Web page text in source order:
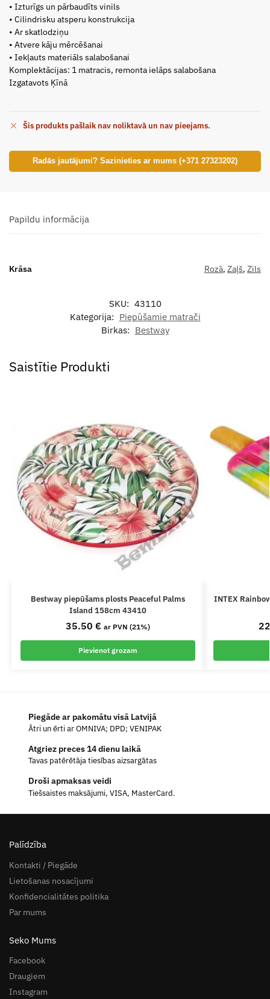
• Izturīgs un pārbaudīts vinils
• Cilindrisku atsperu konstrukcija
• Ar skatlodziņu
• Atvere kāju mērcēšanai
• Iekļauts materiāls salabošanai
Komplektācijas: 1 matracis, remonta ielāps salabošana
Izgatavots Ķīnā
Šis produkts pašlaik nav noliktavā un nav pieejams.
Radās jautājumi? Sazinieties ar mums (+371 27323202)
Papildu informācija
Krāsa Rozā, Zaļš, Zils
SKU: 43110
Kategorija: Piepūšamie matrači
Birkas: Bestway
Saistītie Produkti
Bestway piepūšams plosts Peaceful Palms
Island 158cm 43410
35.50 € ar PVN (21%)
Pievienot grozam
INTEX
Piegāde ar pakomātu visā Latvijā
Ātri un ērti ar OMNIVA; DPD; VENIPAK
Atgriez preces 14 dienu laikā
Tavas patērētāja tiesības aizsargātas
Droši apmaksas veidi
Tiešsaistes maksājumi, VISA, MasterCard.
Palīdzība
Kontakti / Piegāde
Lietošanas nosacījumi
Konfidencialitātes politika
Par mums
Seko Mums
Facebook
Draugiem
Instagram